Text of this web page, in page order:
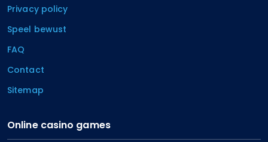
Privacy policy
Speel bewust
FAQ
Contact
Sitemap
Online casino games